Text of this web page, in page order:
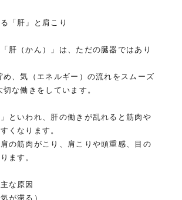
「肝」と肩こり
肝（かん）」は、ただの臓器ではあり
、気（エネルギー）の流れをスムーズ
な働きをしています。
」といわれ、肝の働きが乱れると筋肉や
くなります。
の筋肉がこり、肩こりや頭重感、目の
ます。
な原因
が滞る）